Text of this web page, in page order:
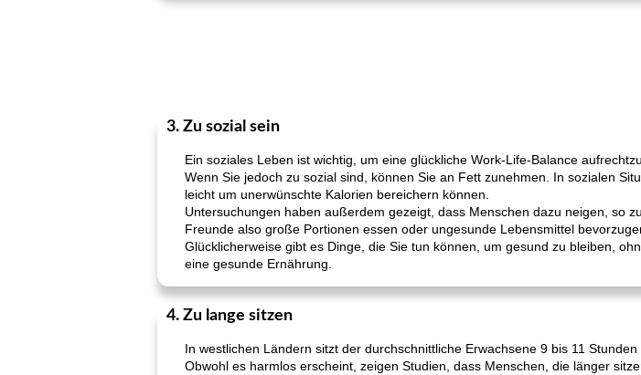
3. Zu sozial sein
Ein soziales Leben ist wichtig, um eine glückliche Work-Life-Balance
Wenn Sie jedoch zu sozial sind, können Sie an Fett zunehmen. In sozialen
leicht um unerwünschte Kalorien bereichern können.
Untersuchungen haben außerdem gezeigt, dass Menschen dazu neigen, so
Freunde also große Portionen essen oder ungesunde Lebensmittel
Glücklicherweise gibt es Dinge, die Sie tun können, um gesund zu bleiben,
eine gesunde Ernährung.
4. Zu lange sitzen
In westlichen Ländern sitzt der durchschnittliche Erwachsene 9 bis 11 Stunden
Obwohl es harmlos erscheint, zeigen Studien, dass Menschen, die länger